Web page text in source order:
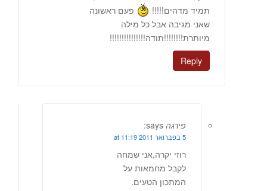
תמיד מדהים!!!!!
פעם ראשונה
שאני מגיבה אבל כל מילה
מיותרת!!!!!!!!תודה!!!!!!!!!!!!!!!
Reply
פירגה says:
5 בפברואר 2011 at 11:19
רוזי יקרה,אני שמחה
לקבל מחמאות על
המתכון הטעים.